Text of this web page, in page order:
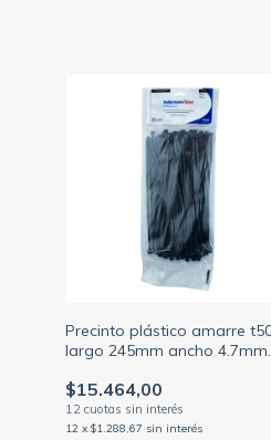
Precinto plástico amarre
largo 245mm ancho 4.7mm
(HELLERMANN)
$15.464,00
12 x$1.288,67 sin interés